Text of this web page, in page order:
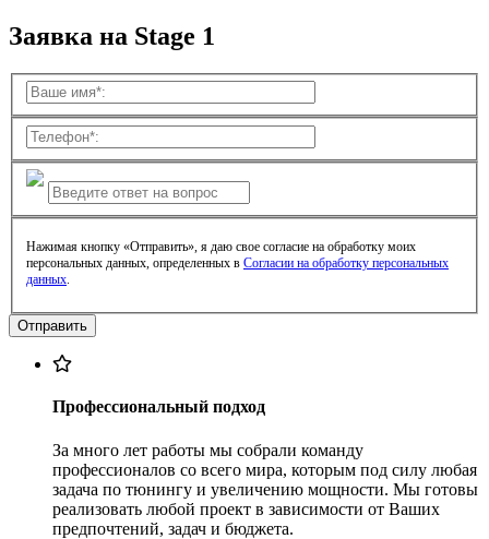
Заявка на Stage 1
Нажимая кнопку «Отправить», я даю свое согласие на обработку моих
персональных данных, определенных в Согласии на обработку персональных
данных.
Профессиональный подход
За много лет работы мы собрали команду
профессионалов со всего мира, которым под силу любая
задача по тюнингу и увеличению мощности. Мы готовы
реализовать любой проект в зависимости от Ваших
предпочтений, задач и бюджета.